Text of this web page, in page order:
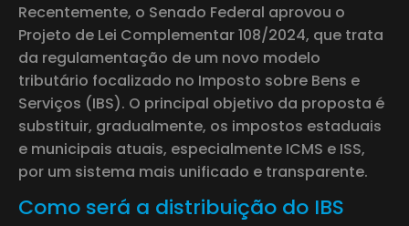
Recentemente, o Senado Federal aprovou o
Projeto de Lei Complementar 108/2024, que trata
da regulamentação de um novo modelo
tributário focalizado no Imposto sobre Bens e
Serviços (IBS). O principal objetivo da proposta é
substituir, gradualmente, os impostos estaduais
e municipais atuais, especialmente ICMS e ISS,
por um sistema mais unificado e transparente.
Como será a distribuição do IBS